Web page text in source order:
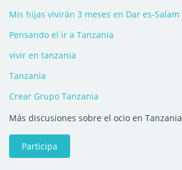
Pensando el ir a Tanzania
vivir en tanzania
Tanzania
Crear Grupo Tanzania
Más discusiones sobre el ocio en Tanzania
Participa